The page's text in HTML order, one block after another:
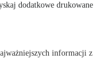
dodatkowe drukowane
informacji z